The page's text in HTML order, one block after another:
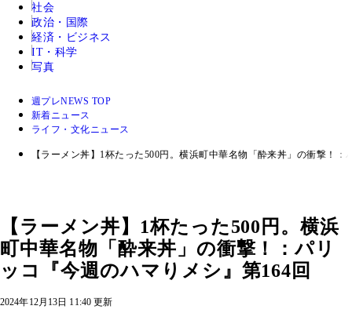
社会
政治・国際
経済・ビジネス
IT・科学
写真
週プレNEWS TOP
新着ニュース
ライフ・文化ニュース
【ラーメン丼】1杯たった500円。横浜町中華名物「酔来丼」の衝撃！
【ラーメン丼】1杯たった500円。横浜
町中華名物「酔来丼」の衝撃！：パリ
ッコ『今週のハマりメシ』第164回
2024年12月13日 11:40 更新